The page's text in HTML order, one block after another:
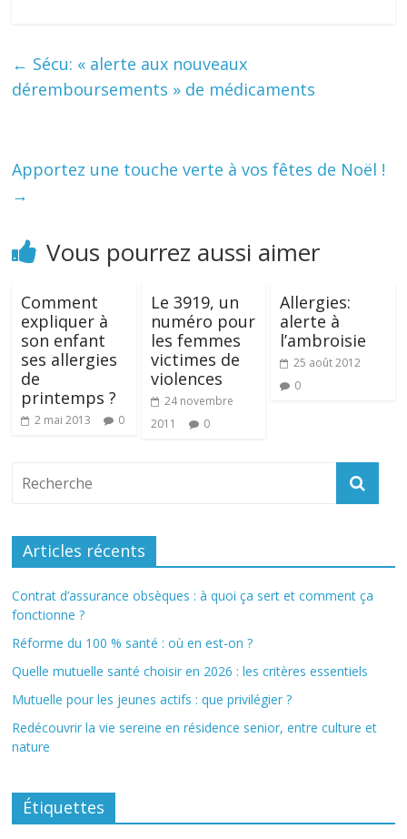
← Sécu: « alerte aux nouveaux
déremboursements » de médicaments
Apportez une touche verte à vos fêtes de Noël !
→
Vous pourrez aussi aimer
Comment
expliquer à
son enfant
ses allergies
de
printemps ?
2 mai 2013 0
Le 3919, un
numéro pour
les femmes
victimes de
violences
24 novembre
2011
0
Allergies:
alerte à
l’ambroisie
25 août 2012
0
Articles récents
Contrat d’assurance obsèques : à quoi ça sert et comment ça
fonctionne ?
Réforme du 100 % santé : où en est-on ?
Quelle mutuelle santé choisir en 2026 : les critères essentiels
Mutuelle pour les jeunes actifs : que privilégier ?
Redécouvrir la vie sereine en résidence senior, entre culture et
nature
Étiquettes